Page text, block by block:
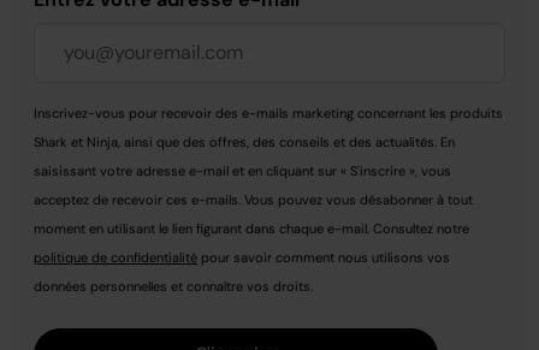
Inscrivez-vous pour recevoir des e-mails marketing concernant les produits
Shark et Ninja, ainsi que des offres, des conseils et des actualités. En
saisissant votre adresse e-mail et en cliquant sur « S'inscrire », vous
acceptez de recevoir ces e-mails. Vous pouvez vous désabonner à tout
moment en utilisant le lien figurant dans chaque e-mail. Consultez notre
politique de confidentialité pour savoir comment nous utilisons vos
données personnelles et connaître vos droits.